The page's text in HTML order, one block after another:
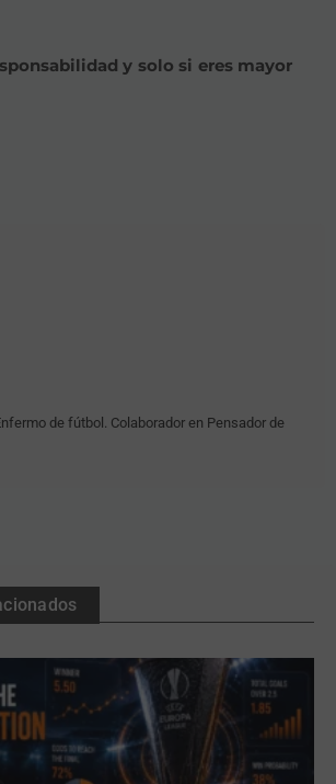
y solo si eres mayor
de fútbol. Colaborador en Pensador de